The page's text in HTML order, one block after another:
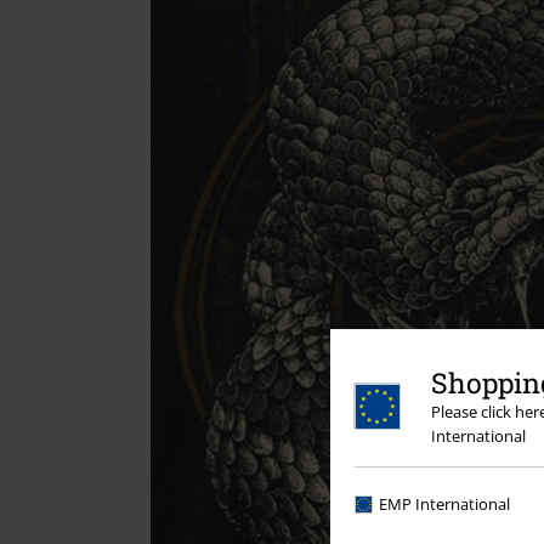
Please click
International
EMP International